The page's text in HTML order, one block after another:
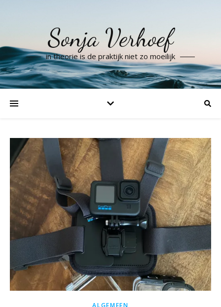
Sonja Verhoef
in theorie is de praktijk niet zo moeilijk
ALGEMEEN